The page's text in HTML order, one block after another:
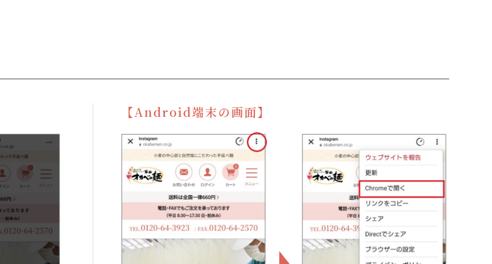
【Android端末の画面】